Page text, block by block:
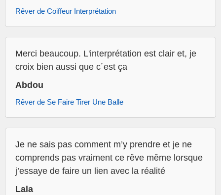
Rêver de Coiffeur Interprétation
Merci beaucoup. L'interprétation est clair et, je
croix bien aussi que c´est ça
Abdou
Rêver de Se Faire Tirer Une Balle
Je ne sais pas comment m’y prendre et je ne
comprends pas vraiment ce rêve même lorsque
j’essaye de faire un lien avec la réalité
Lala